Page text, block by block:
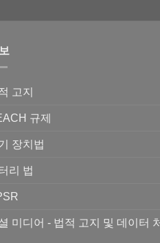
고지
규제
장치법
리 법
미디어 - 법적 고지 및 데이터